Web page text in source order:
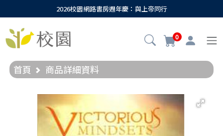
2026校園網路書房週年慶：與上帝同行
0
首頁 商品詳細資料